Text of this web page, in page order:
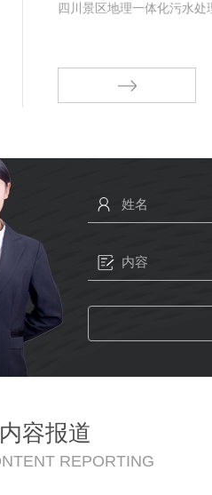
四川景区地理一体化污水处
容报道
REPORTING